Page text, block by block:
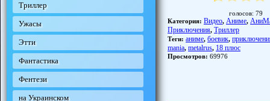
Триллер
Ужасы
Этти
Фантастика
Фентези
на Украинском
голосов: 79
Категория: Видео, Аниме,
Приключения, Триллер
Теги: аниме, боевик,
mania, metalrus, 18 плюс
Просмотров: 69976